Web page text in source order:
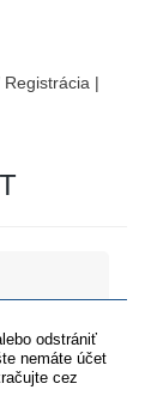
|
odstrániť
nemáte účet
cez